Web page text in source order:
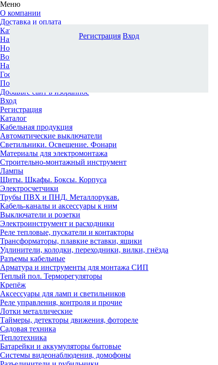
Меню
О компании
Доставка и оплата
Каталог
Наши офисы
Новости и новинки
Вопрос-ответ
Наша команда
Гос. заказчикам
Поставщикам
Добавьте сайт в избранное
Вход
Регистрация
Каталог
Кабельная продукция
Автоматические выключатели
Светильники. Освещение. Фонари
Материалы для электромонтажа
Строительно-монтажный инструмент
Лампы
Щиты. Шкафы. Боксы. Корпуса
Электросчетчики
Трубы ПВХ и ПНД. Металлорукав.
Кабель-каналы и аксессуары к ним
Выключатели и розетки
Электроинструмент и расходники
Реле тепловые, пускатели и контакторы
Трансформаторы, плавкие вставки, ящики
Удлинители, колодки, переходники, вилки, гнёзда
Разъемы кабельные
Арматура и инструменты для монтажа СИП
Теплый пол. Терморегуляторы
Крепёж
Аксессуары для ламп и светильников
Реле управления, контроля и прочие
Лотки металлические
Таймеры, детекторы движения, фотореле
Садовая техника
Теплотехника
Батарейки и аккумуляторы бытовые
Системы видеонаблюдения, домофоны
Регистрация Вход